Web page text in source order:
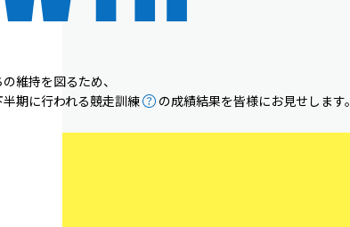
維持を図るため、
半期に行われる競走訓練 の成績結果を皆様にお見せします。